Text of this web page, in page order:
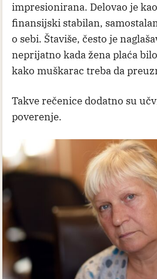
impresionirana. Delovao je
finansijski stabilan,
o sebi. Štaviše, često je
neprijatno kada žena plaća
kako muškarac treba da
Takve rečenice dodatno su
poverenje.